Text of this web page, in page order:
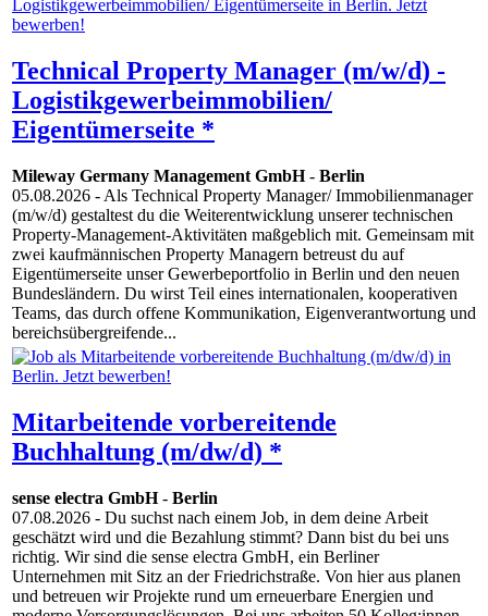
Technical Property Manager (m/w/d) -
Logistikgewerbeimmobilien/
Eigentümerseite *
Mileway Germany Management GmbH- Berlin
05.08.2026 - Als Technical Property Manager/ Immobilienmanager
(m/w/d) gestaltest du die Weiterentwicklung unserer technischen
Property-Management-Aktivitäten maßgeblich mit. Gemeinsam mit
zwei kaufmännischen Property Managern betreust du auf
Eigentümerseite unser Gewerbeportfolio in Berlin und den neuen
Bundesländern. Du wirst Teil eines internationalen, kooperativen
Teams, das durch offene Kommunikation, Eigenverantwortung und
bereichsübergreifende...
Mitarbeitende vorbereitende
Buchhaltung (m/dw/d) *
sense electra GmbH- Berlin
07.08.2026 - Du suchst nach einem Job, in dem deine Arbeit
geschätzt wird und die Bezahlung stimmt? Dann bist du bei uns
richtig. Wir sind die sense electra GmbH, ein Berliner
Unternehmen mit Sitz an der Friedrichstraße. Von hier aus planen
und betreuen wir Projekte rund um erneuerbare Energien und